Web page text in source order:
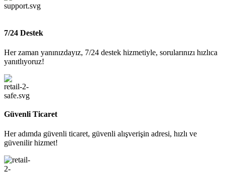
7/24 Destek
Her zaman yanınızdayız, 7/24 destek hizmetiyle, sorularınızı hızlıca
yanıtlıyoruz!
Güvenli Ticaret
Her adımda güvenli ticaret, güvenli alışverişin adresi, hızlı ve
güvenilir hizmet!